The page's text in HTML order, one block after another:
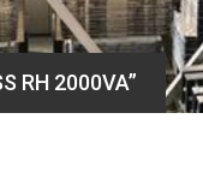
2000VA”